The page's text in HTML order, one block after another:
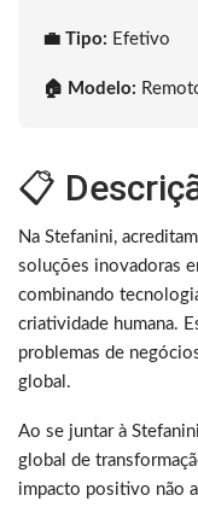
💼 Tipo: Efetivo
🏠 Modelo:
📋
Na Stefanini,
soluções inovadoras
combinando
criatividade humana.
problemas de
global.
Ao se juntar à
global de
impacto positivo não